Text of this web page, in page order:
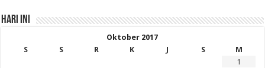
HARI INI
Oktober 2017
S
S R K J S
M
1